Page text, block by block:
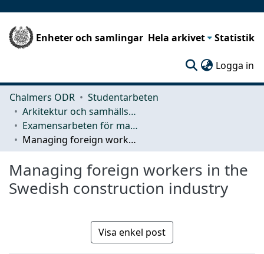
Enheter och samlingar Hela arkivet Statistik
Logga in
Chalmers ODR
Studentarbeten
Arkitektur och samhällsbyggnadsteknik (ACE)
Examensarbeten för masterexamen
Managing foreign workers in the Swedish construction industry
Managing foreign workers in the
Swedish construction industry
Visa enkel post